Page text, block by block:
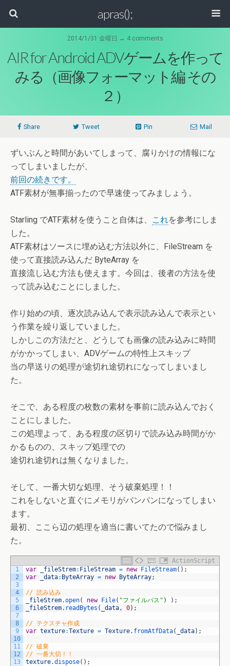
apras();
2014/1/31 金曜日 ↔ 4 comments
AIR for Android ADVゲームを作って
みる（画像フォーマット編 その
２）
Share Tweet Pin Mail
ずいぶんと時間があいてしまって、腐りかけの情報にな
ってしまいましたが、
前回の続きです。
ATF素材が無事揃ったので早速使ってみましょう。
Starling でATF素材を使うこと自体は、 これを参考にしま
した。
ATF素材はソースに埋め込む方法以外に、FileStream を
使って直接読み込んだ ByteArray を
直接流し込む方法も使えます。今回は、後者の方法を使
って読み込むことにしました。
作り始めの頃、逐次読み込んで表示読み込んで表示とい
う作業を繰り返していました。
しかしこの方法だと、どうしても画像の読み込みに時間
がかかってしまい、ADVゲームの特性上スキップ
当の早送りの処理が途切れ途切れになってしまいまし
た。
そこで、ある程度の枚数の素材を事前に読み込んでおく
ことにしました。
この処理よって、ある程度の区切りで読み込み時間がか
かるものの、スキップ処理での
途切れ途切れは無くなりました。
そして、一番大切な処理、そう破棄処理！！
これをしないと直ぐにメモリがパンパンになってしまい
ます。
最初、ここら辺の処理を適当に書いてたので悩みまし
た。
ActionScript
1
2
3
4
5
6
7
8
9
10
11
12
13
var _fileStrem: FileStream = new FileStream( ) ;
var
_data: ByteArray = new ByteArray;
// 読み込み
_fileStrem.open( new File( "ファイルパス" ) ) ;
_fileStrem. readBytes ( _data, 0) ;
// テクスチャ作成
var texture:Texture = Texture. fromAtfData( _data) ;
// 破棄
// 一番大切！！
texture.dispose( ) ;